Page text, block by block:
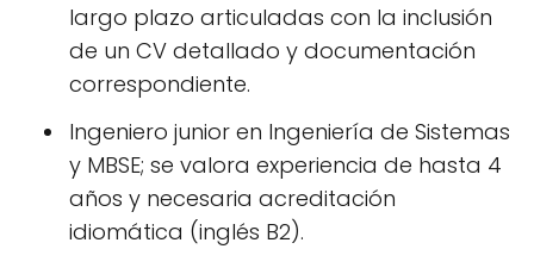
largo plazo articuladas con la inclusión
de un CV detallado y documentación
correspondiente.
Ingeniero junior en Ingeniería de Sistemas
y MBSE; se valora experiencia de hasta 4
años y necesaria acreditación
idiomática (inglés B2).